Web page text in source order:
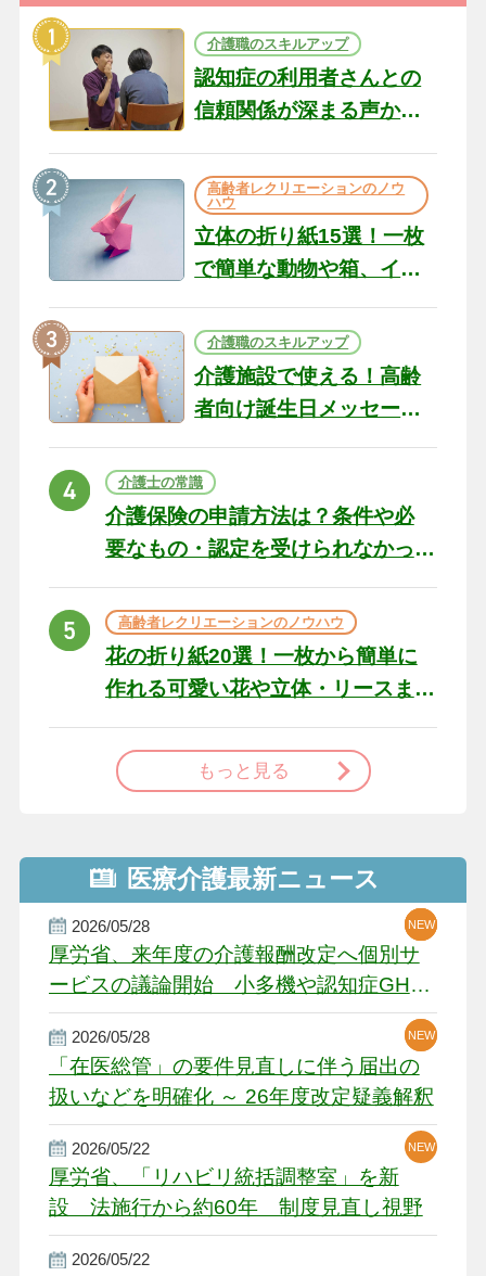
介護職のスキルアップ
認知症の利用者さんとの
信頼関係が深まる声かけ
の現場から（22）
高齢者レクリエーションのノウ
ハウ
立体の折り紙15選！一枚
で簡単な動物や箱、イン
介護職のスキルアップ
介護施設で使える！高齢
者向け誕生日メッセージ
ト
介護士の常識
介護保険の申請方法は？条件や必
要なもの・認定を受けられなかっ
高齢者レクリエーションのノウハウ
花の折り紙20選！一枚から簡単に
作れる可愛い花や立体・リースま
もっと見る
医療介護最新ニュース
2026/05/28
厚労省、来年度の介護報酬改定へ個別サ
ービスの議論開始 小多機や認知症GH、
厳しい経営環境に危機感
NEW
NEW
NEW
2026/05/28
「在医総管」の要件見直しに伴う届出の
扱いなどを明確化 ～ 26年度改定疑義解釈
NEW
NEW
2026/05/22
厚労省、「リハビリ統括調整室」を新
設 法施行から約60年 制度見直し視野
NEW
2026/05/22